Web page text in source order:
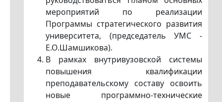
мероприятий по реализации
Программы стратегического развития
университета, (председатель УМС -
Е.О.Шамшикова).
В рамках внутривузовской системы
повышения квалификации
преподавательскому составу освоить
новые программно-технические